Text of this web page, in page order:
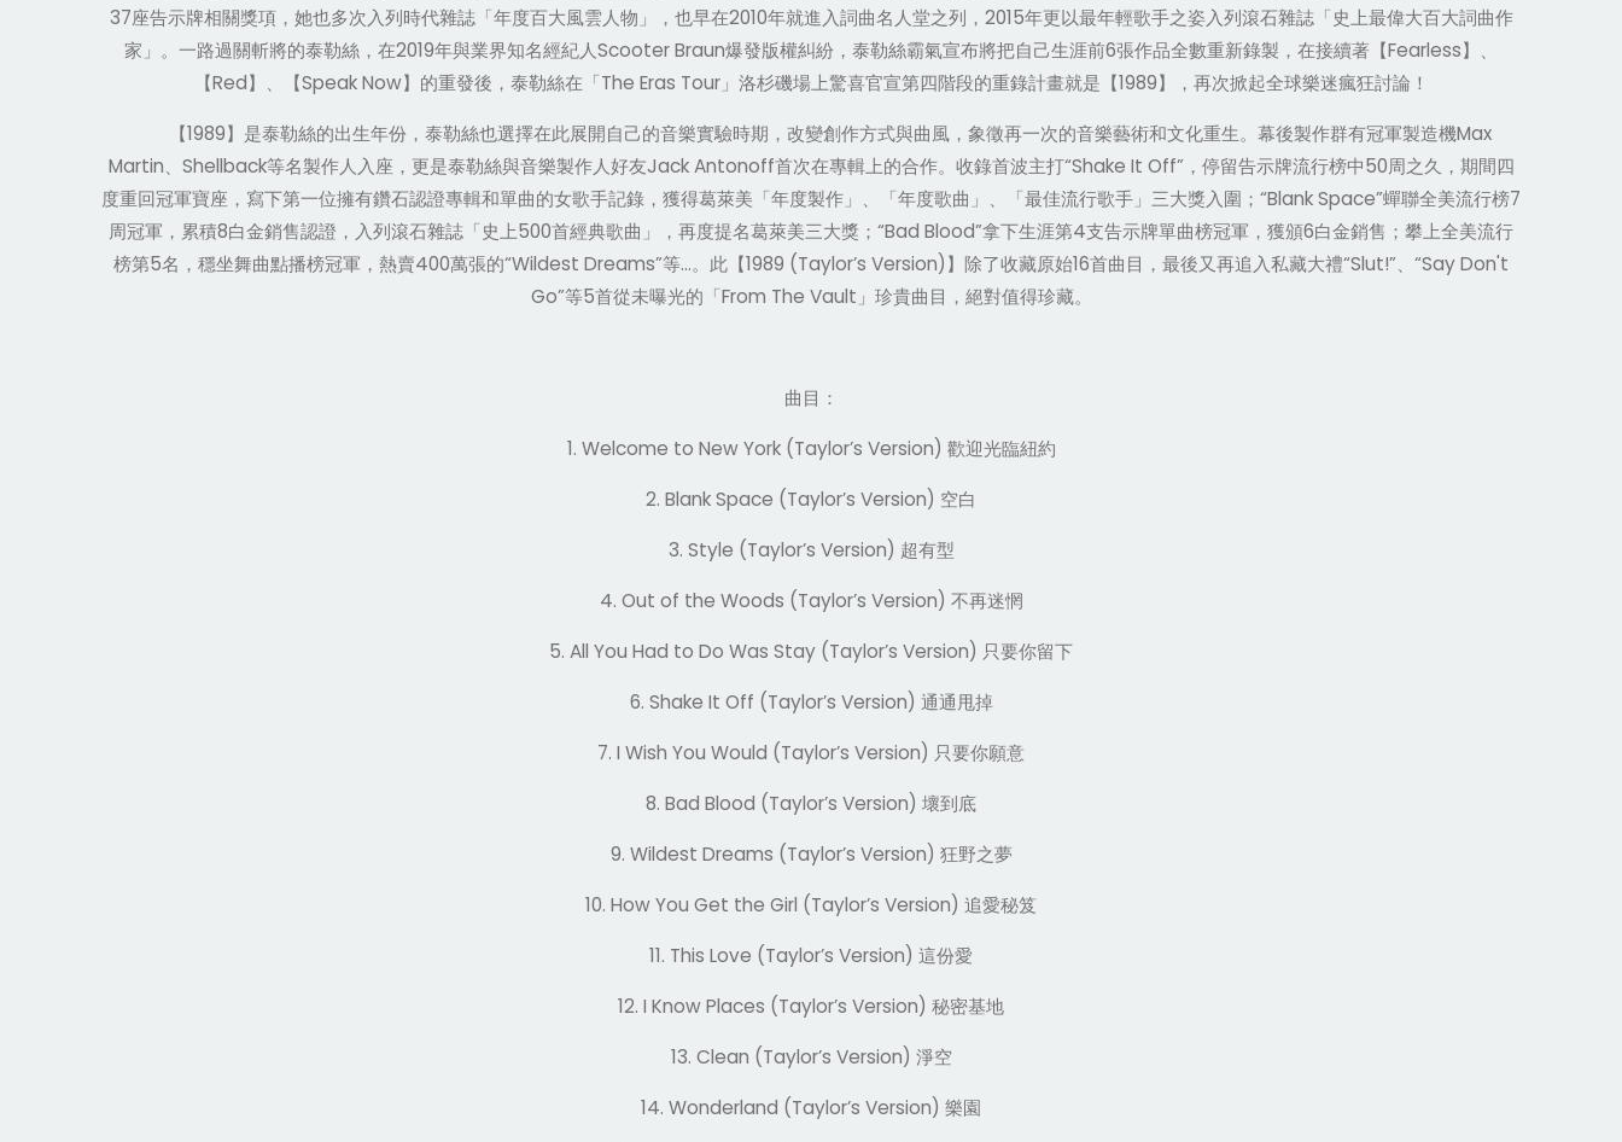
37座告示牌相關獎項， 她也多次入列時代雜誌「年度百大風雲人物」，也早在2010年就進入詞曲名人堂之列， 2015年更以最年輕歌手之姿入列滾石雜誌「史上最偉大百大詞曲作
家」。一路過關斬將的泰勒絲，在2019年與業界知名經紀人 Scooter Braun爆發版權糾紛，泰勒絲霸氣宣布將把自己生涯前6張作品全數重新錄製，在接續著【Fearless】、
【Red】、【Speak Now】的重發後，泰勒絲在「The Eras Tour」洛杉磯場上驚喜官宣第四階段的重錄計畫就是【1989】，再次掀起全球樂迷瘋狂討論！
【1989】是泰勒絲的出生年份，泰勒絲也選擇在此展開自己的音樂實驗時期，改變創作方式與曲風，象徵再一次的音樂藝術和文化重生。幕後製作群有冠軍製造機Max
Martin
Shellback等名製作人入座，更是泰勒絲與音樂製作人好友Jack Antonoff首次在專輯上的合作。收錄首波主打“Shake It Off”，停留告示牌流行榜中50周之久，期間四
度重回冠軍寶座，寫下第一位擁有鑽石認證專輯和單曲的女歌手記錄，獲得葛萊美「年度製作」、「年度歌曲」、「最佳流行歌手」三大獎入圍； “Blank Space”蟬聯全美流行榜7
周冠軍，累積8白金銷售認證，入列滾石雜誌「史上500首經典歌曲」，再度提名葛萊美三大獎； “Bad Blood”拿下生涯第4支告示牌單曲榜冠軍，獲頒6白金銷售；攀上全美流行
榜第5名，穩坐舞曲點播榜冠軍，熱賣400萬張的“Wildest Dreams”等…。此【1989 (Taylor’s Version) 】除了收藏原始16首曲目，最後又再追入私藏大禮“Slut!”
“Say Don't
Go”等5首從未曝光的「From The Vault 」珍貴曲目 ， 絕對值得珍藏。
曲目：
1. Welcome to New York (Taylor’s Version) 歡迎光臨紐約
2. Blank Space (Taylor’s Version) 空白
3. Style (Taylor’s Version) 超有型
4. Out of the Woods (Taylor’s Version) 不再迷惘
5. All You Had to Do Was Stay (Taylor’s Version) 只要你留下
6. Shake It Off (Taylor’s Version) 通通甩掉
7. I Wish You Would (Taylor’s Version) 只要你願意
8. Bad Blood (Taylor’s Version) 壞到底
9. Wildest Dreams (Taylor’s Version) 狂野之夢
10. How You Get the Girl (Taylor’s Version) 追愛秘笈
11. This Love (Taylor’s Version) 這份愛
12. I Know Places (Taylor’s Version) 秘密基地
13. Clean (Taylor’s Version) 淨空
14. Wonderland (Taylor’s Version) 樂園